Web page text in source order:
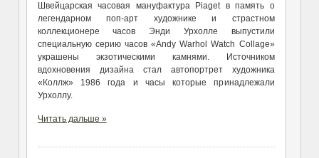
Швейцарская часовая мануфактура Piaget в память о
легендарном поп-арт художнике и страстном
коллекционере часов Энди Урхолле выпустили
специальную серию часов «Andy Warhol Watch Collage»
украшены экзотическими камнями. Источником
вдохновения дизайна стал автопортрет художника
«Коллж» 1986 года и часы которые принадлежали
Урхоллу.
Читать дальше »